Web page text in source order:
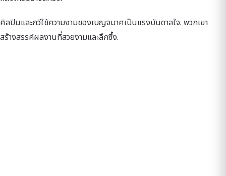
ศิลปินและกวีใช้ความงามของเบญจมาศเป็นแรงบันดาลใจ. พวกเขา
สร้างสรรค์ผลงานที่สวยงามและลึกซึ้ง.